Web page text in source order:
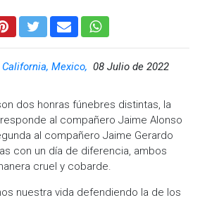
California, Mexico, 08 Julio de 2022
dos honras fúnebres distintas, la
al compañero Jaime Alonso
al compañero Jaime Gerardo
con un día de diferencia, ambos
cruel y cobarde.
nuestra vida defendiendo la de los